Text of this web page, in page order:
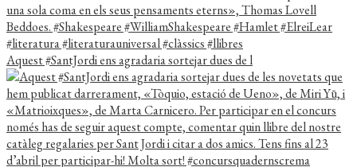
Aquest #SantJordi ens agradaria sortejar dues de l